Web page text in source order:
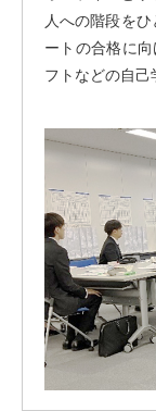
人への階段を
ートの合格に
フトなどの自己